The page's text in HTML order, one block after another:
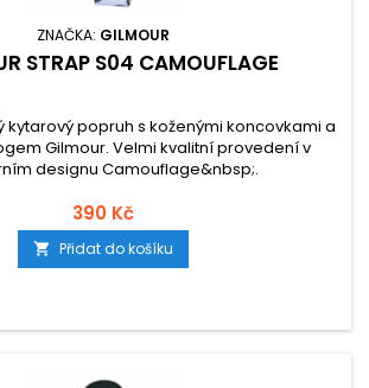
ZNAČKA: GILMOUR
STRAP S04 CAMOUFLAGE
kytarový popruh s koženými koncovkami a
Gilmour. Velmi kvalitní provedení v
designu Camouflage&nbsp;.
390 Kč
 Přidat do košíku